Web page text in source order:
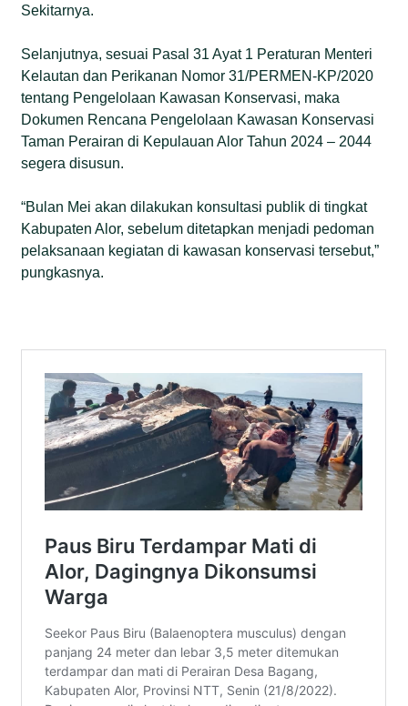
Sekitarnya.
Selanjutnya, sesuai Pasal 31 Ayat 1 Peraturan Menteri
Kelautan dan Perikanan Nomor 31/PERMEN-KP/2020
tentang Pengelolaan Kawasan Konservasi, maka
Dokumen Rencana Pengelolaan Kawasan Konservasi
Taman Perairan di Kepulauan Alor Tahun 2024 – 2044
segera disusun.
“Bulan Mei akan dilakukan konsultasi publik di tingkat
Kabupaten Alor, sebelum ditetapkan menjadi pedoman
pelaksanaan kegiatan di kawasan konservasi tersebut,”
pungkasnya.